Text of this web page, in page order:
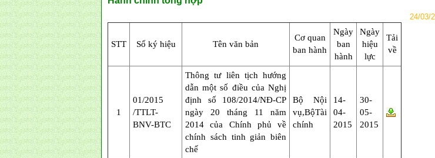
24/03/
STT Số ký hiệu Tên văn bản
Cơ quan
ban hành
Ngày
ban
hành
Ngày
hiệu
lực
Tải
về
1
01/2015
/TTLT-
BNV-BTC
Thông tư liên tịch hướng
dẫn một số điều của Nghị
định số 108/2014/NĐ-CP
ngày 20 tháng 11 năm
2014 của Chính phủ về
chính sách tinh giản biên
chế
Bộ Nội
vụ,BộTài
chính
14-
04-
2015
30-
05-
2015